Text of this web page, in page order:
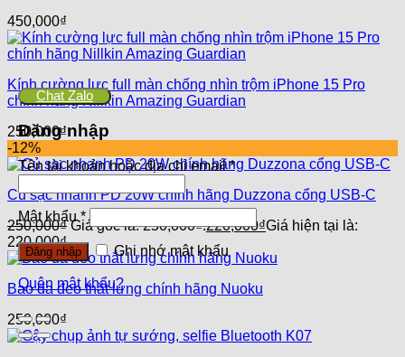
450,000₫
Kính cường lực full màn chống nhìn trộm iPhone 15 Pro
chính hãng Nillkin Amazing Guardian
250,000₫
-12%
Củ sạc nhanh PD 20W chính hãng Duzzona cổng USB-C
250,000₫ Giá gốc là: 250,000₫.220,000₫Giá hiện tại là:
220,000₫.
Bao da đeo thắt lưng chính hãng Nuoku
250,000₫
Chat Zalo
Đăng nhập
Tên tài khoản hoặc địa chỉ email*
Mật khẩu*
Đăng nhập Ghi nhớ mật khẩu
Quên mật khẩu?